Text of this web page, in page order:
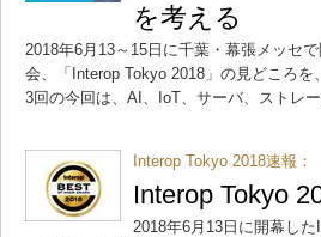
を考える
2018年6月13～15日に千葉・幕張メッセ
会、「Interop Tokyo 2018」の見どころ
3回の今回は、AI、IoT、サーバ、ストレ
Interop Tokyo 2018速報：
Interop Tokyo
2018年6月13日に開幕し